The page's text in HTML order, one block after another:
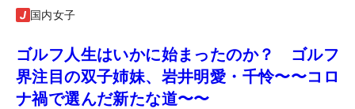
国内女子
ゴルフ人生はいかに始まったのか？ ゴルフ
界注目の双子姉妹、岩井明愛・千怜〜〜コロ
ナ禍で選んだ新たな道〜〜